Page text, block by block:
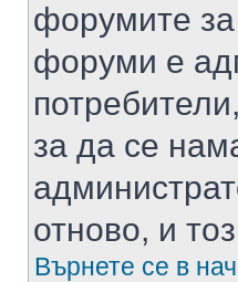
форумите
форуми е
за да се
отново, и
Върнете се в